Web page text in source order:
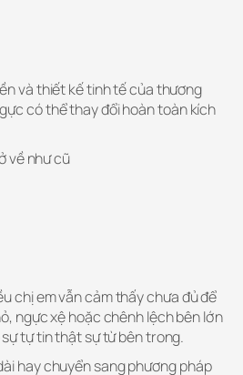
và thiết kế tinh tế của thương
có thể thay đổi hoàn toàn kích
về như cũ
chị em vẫn cảm thấy chưa đủ để
ngực xệ hoặc chênh lệch bên lớn
tự tin thật sự từ bên trong.
hay chuyển sang phương pháp